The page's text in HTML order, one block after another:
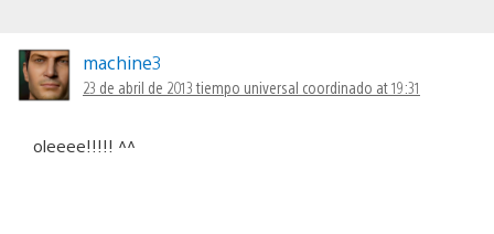
machine3
23 de abril de 2013 tiempo universal coordinado at 19:31
oleeee!!!!! ^^